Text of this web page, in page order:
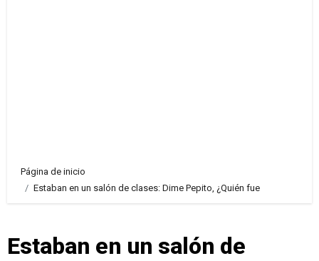
Página de inicio
Estaban en un salón de clases: Dime Pepito, ¿Quién fue
Estaban en un salón de